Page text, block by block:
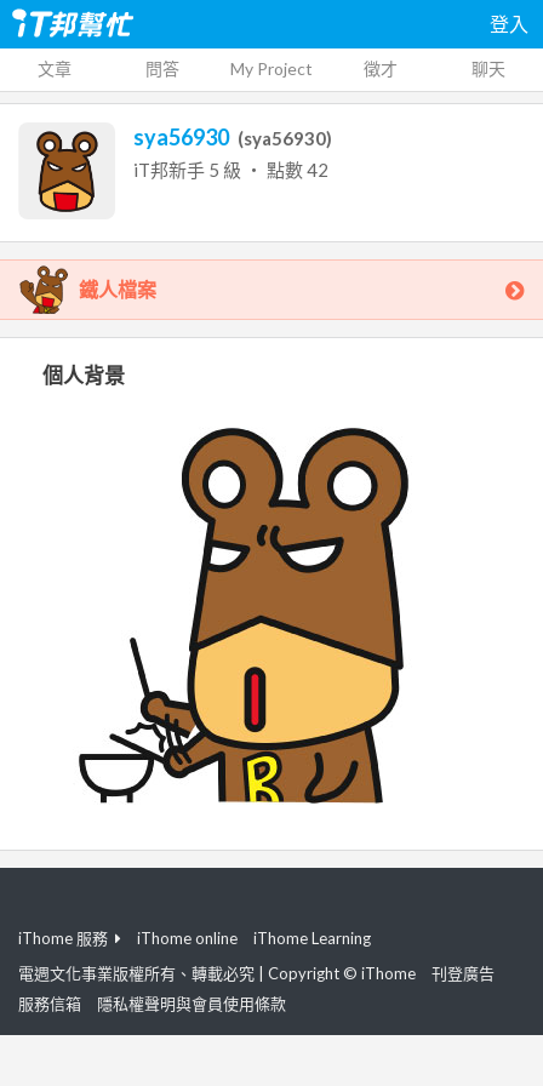
登入
文章 問答 My Project 徵才 聊天
sya56930 (sya56930)
iT邦新手 5 級 ‧ 點數42
鐵人檔案
個人背景
iThome 服務 iThome online
iThome Learning
電週文化事業版權所有、轉載必究 | Copyright © iThome
刊登廣告
服務信箱
隱私權聲明與會員使用條款